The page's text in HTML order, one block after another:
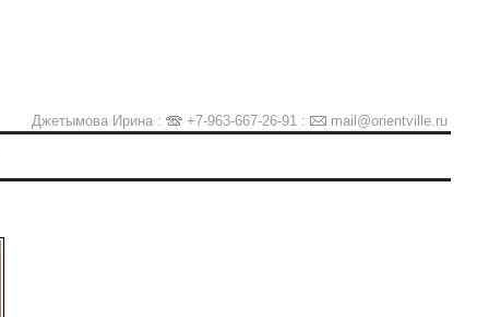
Джетымова Ирина : +7-963-667-26-91 : mail@orientville.ru